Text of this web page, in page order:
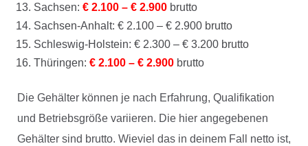
Sachsen: € 2.100 – € 2.900brutto
Sachsen-Anhalt: € 2.100 – € 2.900 brutto
Schleswig-Holstein: € 2.300 – € 3.200 brutto
Thüringen: € 2.100 – € 2.900brutto
Die Gehälter können je nach Erfahrung, Qualifikation
und Betriebsgröße variieren. Die hier angegebenen
Gehälter sind brutto. Wieviel das in deinem Fall netto ist,